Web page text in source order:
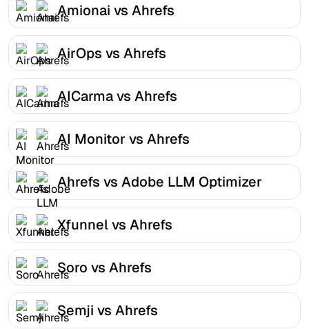
Amionai vs Ahrefs
AirOps vs Ahrefs
AICarma vs Ahrefs
AI Monitor vs Ahrefs
Ahrefs vs Adobe LLM Optimizer
Xfunnel vs Ahrefs
Soro vs Ahrefs
Semji vs Ahrefs